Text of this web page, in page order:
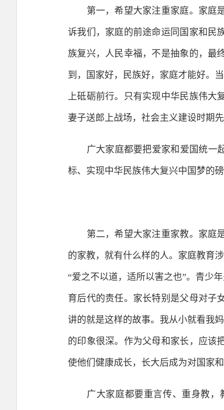
第一，希望大家注重家庭。家庭是
诉我们，家庭的前途命运同国家和民
族复兴，人民幸福，不是抽象的，最
到，国家好，民族好，家庭才能好。
上砥砺前行。只有实现中华民族伟大
妻子送郎上战场，社会主义建设时期
广大家庭都要把爱家和爱国统一起
标、实现中华民族伟大复兴中国梦的磅
第二，希望大家注重家教。家庭是
的家教，就有什么样的人。家庭教育
“爱之不以道，适所以害之也”。青少
育后代的责任。家长特别是父母对子
讲的就是这样的故事。我从小就看我
的印象很深。作为父母和家长，应该
使他们健康成长，长大后成为对国家和
广大家庭都要重言传、重身教，教